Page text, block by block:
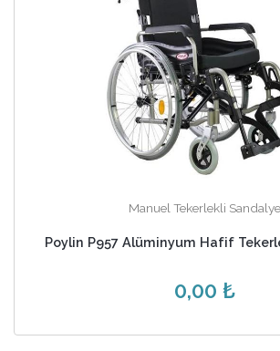
Manuel Tekerlekli Sandalye
Poylin P957 Alüminyum Hafif
0,00 ₺